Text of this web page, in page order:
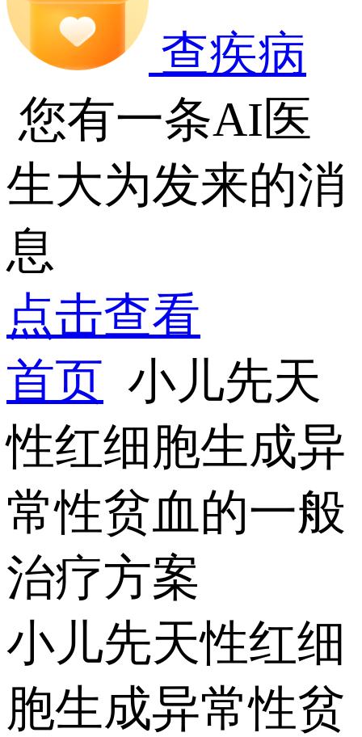
查疾病
您有一条AI医
生大为发来的消
息
点击查看
首页 小儿先天
性红细胞生成异
常性贫血的一般
治疗方案
小儿先天性红细
胞生成异常性贫